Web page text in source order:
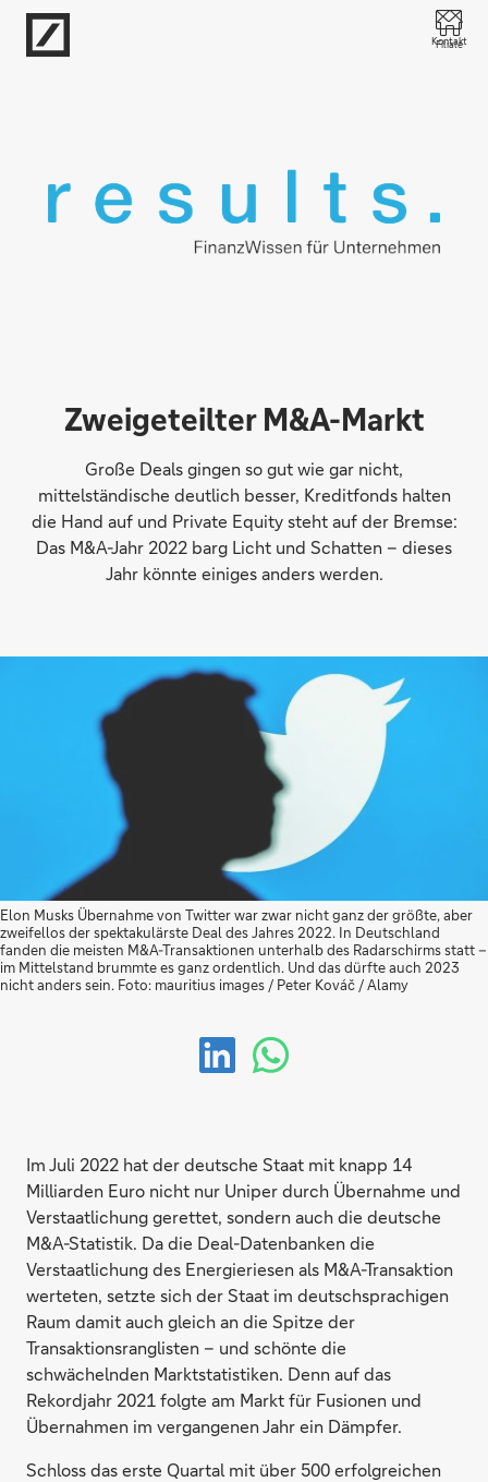
Kontakt
Filiale
Zweigeteilter M&A-Markt
Große Deals gingen so gut wie gar nicht,
mittelständische deutlich besser, Kreditfonds halten
die Hand auf und Private Equity steht auf der Bremse:
Das M&A-Jahr 2022 barg Licht und Schatten – dieses
Jahr könnte einiges anders werden.
Elon Musks Übernahme von Twitter war zwar nicht ganz der größte, aber
zweifellos der spektakulärste Deal des Jahres 2022. In Deutschland
fanden die meisten M&A-Transaktionen unterhalb des Radarschirms statt –
im Mittelstand brummte es ganz ordentlich. Und das dürfte auch 2023
nicht anders sein. Foto: mauritius images / Peter Kováč / Alamy
Im Juli 2022 hat der deutsche Staat mit knapp 14
Milliarden Euro nicht nur Uniper durch Übernahme und
Verstaatlichung gerettet, sondern auch die deutsche
M&A-Statistik. Da die Deal-Datenbanken die
Verstaatlichung des Energieriesen als M&A-Transaktion
werteten, setzte sich der Staat im deutschsprachigen
Raum damit auch gleich an die Spitze der
Transaktionsranglisten – und schönte die
schwächelnden Marktstatistiken. Denn auf das
Rekordjahr 2021 folgte am Markt für Fusionen und
Übernahmen im vergangenen Jahr ein Dämpfer.
Schloss das erste Quartal mit über 500 erfolgreichen